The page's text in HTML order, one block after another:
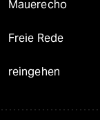
Mauerecho
Freie Rede
reingehen